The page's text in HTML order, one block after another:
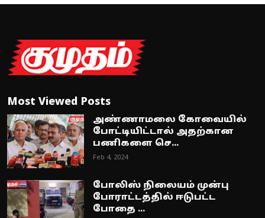
Most Viewed Posts
அண்ணாமலை கோவையில்
போட்டியிட்டால் அதற்கான
பணிகளை செ...
Feb 4, 2024
போலிஸ் நிலையம் முன்பு
போராட்டத்தில் ஈடுபட்ட
போதை ...